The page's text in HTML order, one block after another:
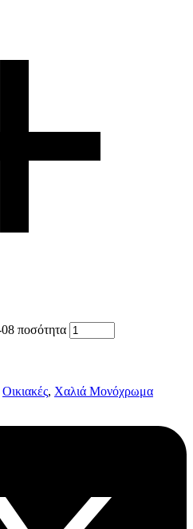
ποσότητα
Οικιακές, Χαλιά Μονόχρωμα